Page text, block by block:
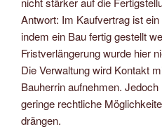
Antwort: Im Kaufvertrag ist
indem ein Bau fertig gestellt
Fristverlängerung wurde hier
Die Verwaltung wird Kontakt
Bauherrin aufnehmen.
geringe rechtliche
drängen.